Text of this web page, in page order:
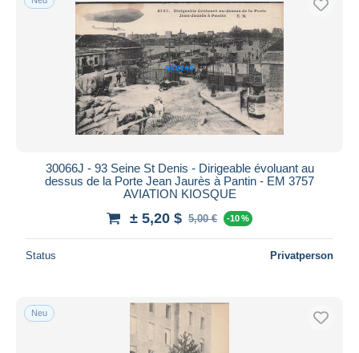
30066J - 93 Seine St Denis - Dirigeable évoluant au
dessus de la Porte Jean Jaurès à Pantin - EM 3757
AVIATION KIOSQUE
± 5,20 $ 5,00 € -10 %
Status Privatperson
Neu